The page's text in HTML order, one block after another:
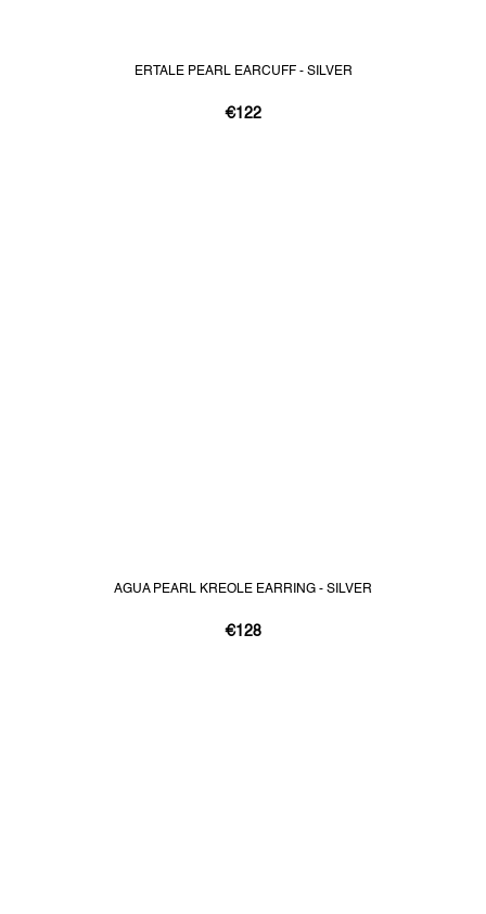
ERTALE PEARL EARCUFF - SILVER
€122
AGUA PEARL KREOLE EARRING - SILVER
€128